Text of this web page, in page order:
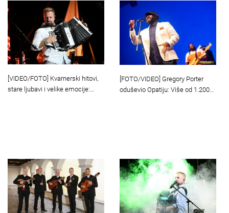
[VIDEO/FOTO] Kvarnerski hitovi,
stare ljubavi i velike emocije:…
[FOTO/VIDEO] Gregory Porter
oduševio Opatiju: Više od 1.200…